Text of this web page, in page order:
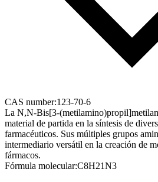
CAS number:123-70-6
La N,N-Bis[3-
material de partida en la síntesis de
farmacéuticos. Sus múltiples grupos
intermediario versátil en la creación de
fármacos.
Fórmula molecular:C8H21N3